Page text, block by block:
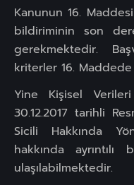
Kanunun 16.
bildiriminin son
gerekmektedir.
kriterler 16.
Yine Kişisel
30.12.2017 tarihli
Sicili Hakkında
hakkında
ulaşılabilmektedir.